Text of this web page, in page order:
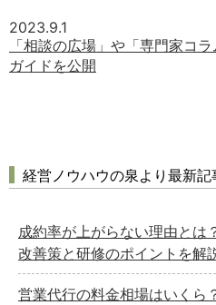
2023.9.1
「相談の広場」や「専門家コ
ガイドを公開
経営ノウハウの泉より最新記
成約率が上がらない理由と
改善策と研修のポイントを解
営業代行の料金相場はいくら